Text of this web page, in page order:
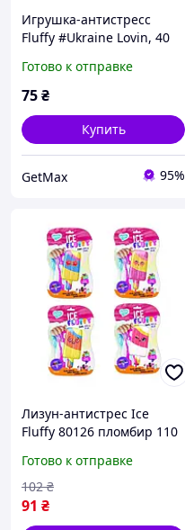
Игрушка-антистресс
Fluffy #Ukraine Lovin, 40
детей от 3 лет
Готово к отправке
75₴
Купить
GetMax 95%
Лизун-антистрес Ice
Fluffy 80126 пломбир 110
Готово к отправке
91 ₴
102 ₴